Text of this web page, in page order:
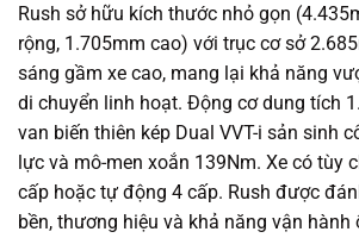
Rush sở hữu kích thước nhỏ gọn
rộng, 1.705mm cao) với trục cơ sở
sáng gầm xe cao, mang lại khả năng
di chuyển linh hoạt. Động cơ dung tích
van biến thiên kép Dual VVT-i sản sinh
lực và mô-men xoắn 139Nm. Xe có tùy
cấp hoặc tự động 4 cấp. Rush được
bền, thương hiệu và khả năng vận hành